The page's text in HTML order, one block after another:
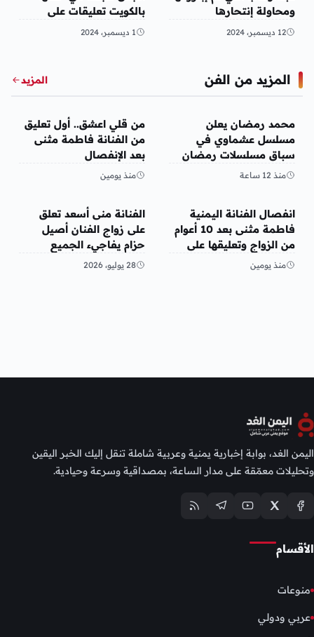
ومحاولة إنتحارها
12 ديسمبر، 2024
بالكويت تعليقات على
حياتها العاطفية وحسام
حبيب
1 ديسمبر، 2024
المزيد من الفن المزيد
محمد رمضان يعلن
مسلسل عشماوي في
سباق مسلسلات رمضان
2027
منذ 12 ساعة
من قلي اعشق.. أول تعليق
من الفنانة فاطمة مثنى
بعد الإنفصال
منذ يومين
الفن
انفصال الفنانة اليمنية
فاطمة مثنى بعد 10 أعوام
من الزواج وتعليقها على
المنشور
منذ يومين
الفن
الفنانة منى أسعد تعلق
على زواج الفنان أصيل
حزام يفاجيء الجميع
28 يوليو، 2026
اليمن الغد، بوابة إخبارية يمنية وعربية شاملة تنقل إليك الخبر اليقين
وتحليلات معمّقة على مدار الساعة، بمصداقية وسرعة وحيادية.
الأقسام
منوعات
عربي ودولي